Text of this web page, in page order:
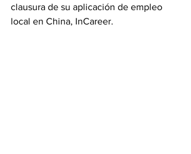
clausura de su aplicación de empleo
local en China, InCareer.